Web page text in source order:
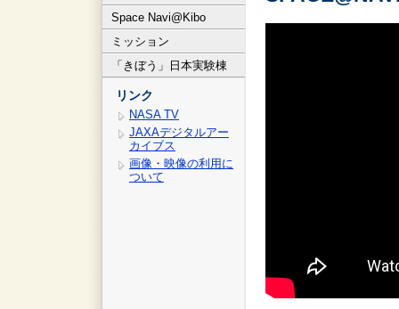
Space Navi@Kibo
ミッション
「きぼう」日本実験棟
リンク
NASA TV
JAXAデジタルアー
カイブス
画像・映像の利用に
ついて